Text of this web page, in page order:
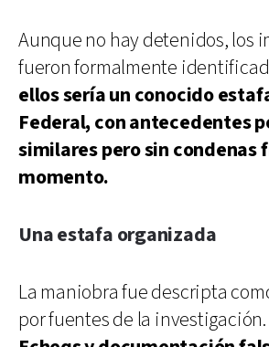
Aunque no hay detenidos, los
fueron formalmente
ellos sería un conocido
Federal, con antecedentes
similares pero sin condenas
momento.
Una estafa organizada
La maniobra fue descripta
por fuentes de la investigación.